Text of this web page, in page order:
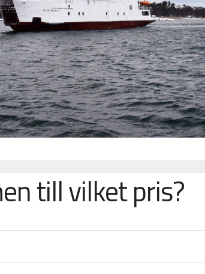
till vilket pris?